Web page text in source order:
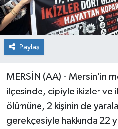
Paylaş
MERSİN (AA) - Mersin'in
ilçesinde, cipiyle ikizler ve
ölümüne, 2 kişinin de
gerekçesiyle hakkında 22